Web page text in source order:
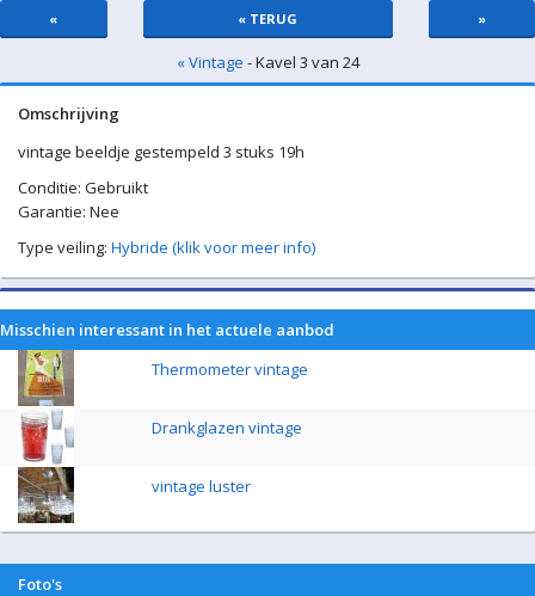
« « TERUG »
« Vintage - Kavel 3 van 24
Omschrijving
vintage beeldje gestempeld 3 stuks 19h
Conditie: Gebruikt
Garantie: Nee
Type veiling: Hybride (klik voor meer info)
Misschien interessant in het actuele aanbod
Thermometer vintage
Drankglazen vintage
vintage luster
Foto's